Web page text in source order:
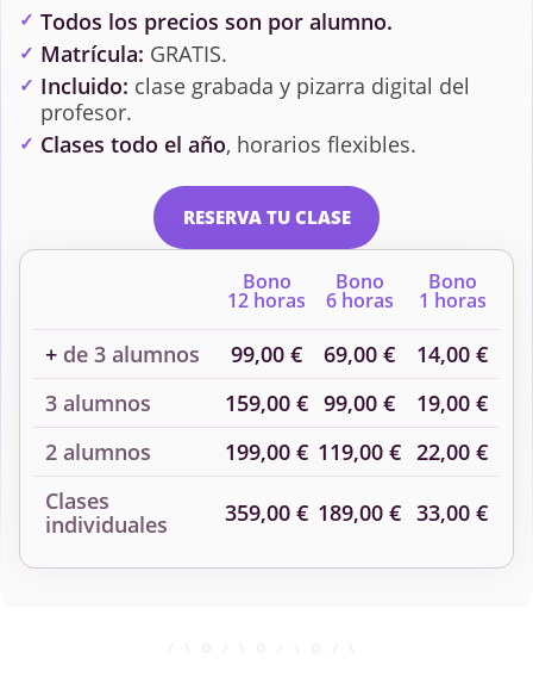
Todos los precios son por alumno.
Matrícula: GRATIS.
Incluido: clase grabada y pizarra digital del
profesor.
Clases todo el año, horarios flexibles.
RESERVA TU CLASE
Bono
12 horas
Bono
6 horas
Bono
1 horas
+ de 3 alumnos 99,00 € 69,00 €
14,00 €
3 alumnos
159,00 € 99,00 €
19,00 €
2 alumnos
199,00 € 119,00 € 22,00 €
Clases
individuales
359,00 € 189,00 € 33,00 €